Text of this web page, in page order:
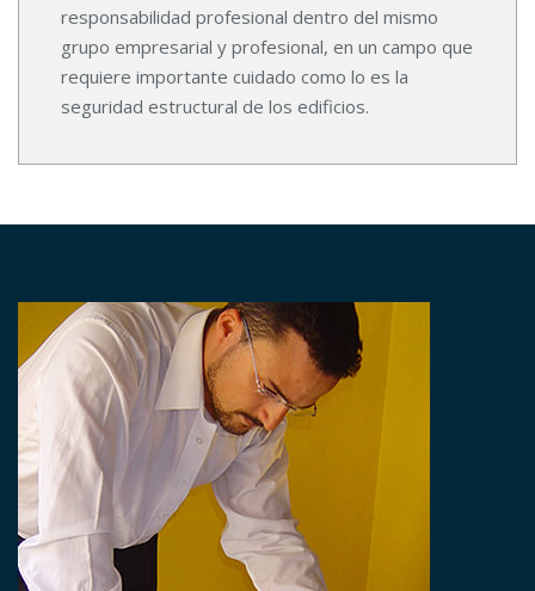
responsabilidad profesional dentro del mismo
grupo empresarial y profesional, en un campo que
requiere importante cuidado como lo es la
seguridad estructural de los edificios.